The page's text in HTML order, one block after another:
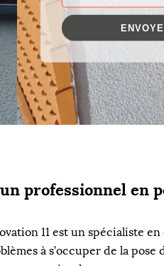
professionnel en
11 est un spécialiste
à s’occuper de la pose